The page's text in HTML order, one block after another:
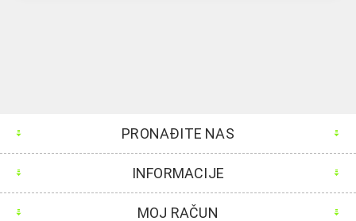
PRONAĐITE NAS
INFORMACIJE
MOJ RAČUN